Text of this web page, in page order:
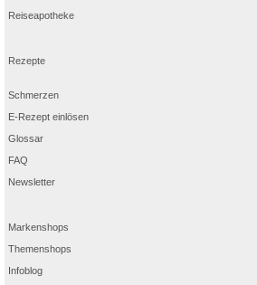
Reiseapotheke
Rezepte
Schmerzen
E-Rezept einlösen
Glossar
FAQ
Newsletter
Markenshops
Themenshops
Infoblog